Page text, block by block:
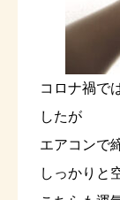
コロナ禍で
したが
エアコンで
しっかりと